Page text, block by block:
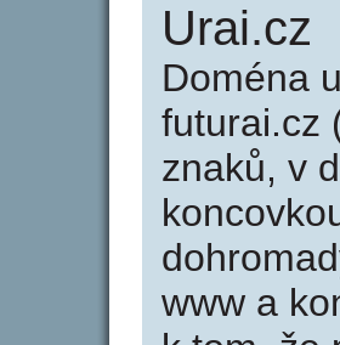
Urai.cz
Doména
futurai.cz
znaků, v
www a